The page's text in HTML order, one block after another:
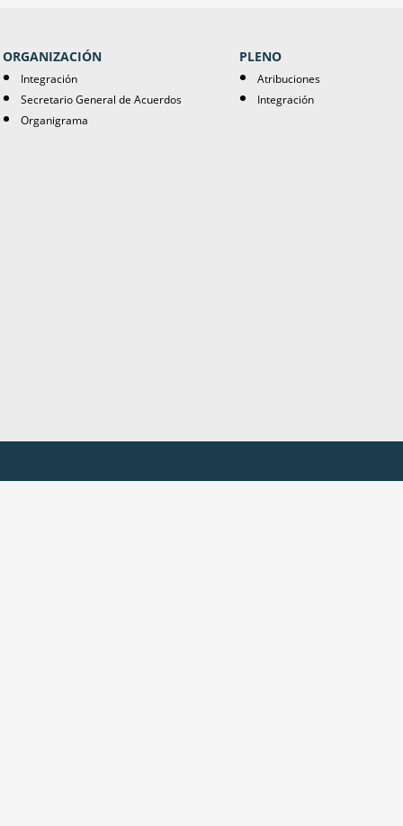
ORGANIZACIÓN
Integración
Secretario General de Acuerdos
Organigrama
PLENO
Atribuciones
Integración